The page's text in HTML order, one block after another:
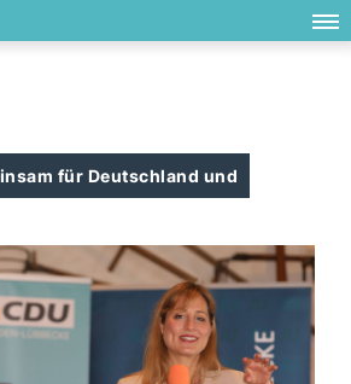
für Deutschland und